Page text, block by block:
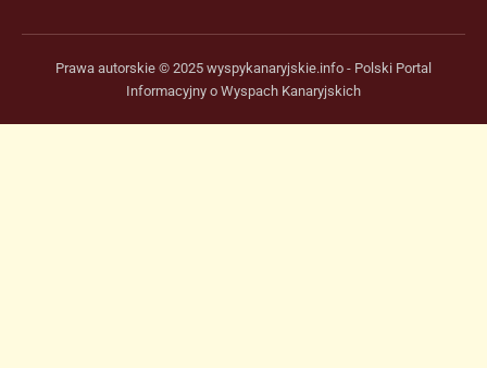
Prawa autorskie © 2025 wyspykanaryjskie.info - Polski Portal
Informacyjny o Wyspach Kanaryjskich